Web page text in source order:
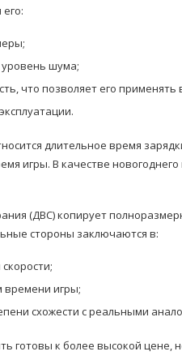
шума;
что позволяет его
длительное время
игры. В качестве
(ДВС) копирует
стороны заключаются в:
времени игры;
схожести с реальными
готовы к более высокой цене,